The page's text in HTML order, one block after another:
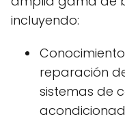
incluyendo:
reparación
sistemas de